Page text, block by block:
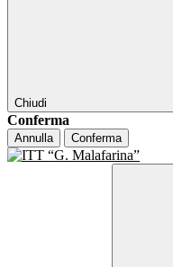
Chiudi
Conferma
Annulla Conferma